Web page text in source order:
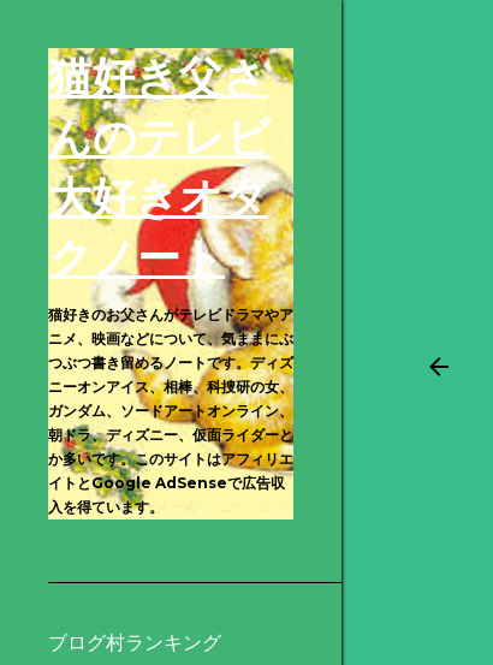
猫好き父さ
んのテレビ
大好きオタ
クノート
猫好きのお父さんがテレビドラマやア
ニメ、映画などについて、気ままにぶ
つぶつ書き留めるノートです。ディズ
ニーオンアイス、相棒、科捜研の女、
ガンダム、ソードアートオンライン、
朝ドラ、ディズニー、仮面ライダーと
か多いです。このサイトはアフィリエ
イトとGoogle AdSenseで広告収
入を得ています。
ブログ村ランキング